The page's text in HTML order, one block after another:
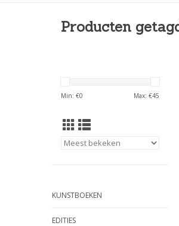
Producten
Min: €0 Max: €45
KUNSTBOEKEN
EDITIES